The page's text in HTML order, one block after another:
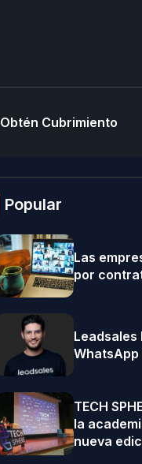
Obtén Cubrimiento
Popular
Las
por
Leadsales
TECH
la
nueva